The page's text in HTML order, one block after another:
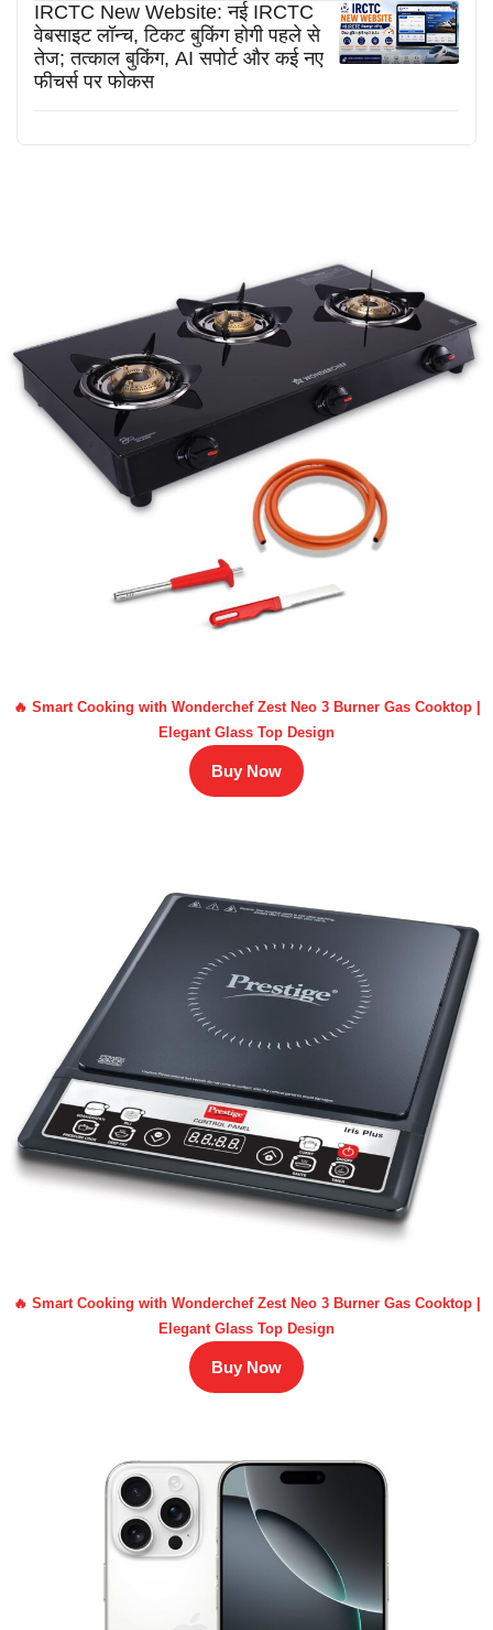
IRCTC New Website: नई IRCTC
वेबसाइट लॉन्च, टिकट बुकिंग होगी पहले से
तेज; तत्काल बुकिंग, AI सपोर्ट और कई नए
फीचर्स पर फोकस
🔥 Smart Cooking with Wonderchef Zest Neo 3 Burner Gas Cooktop |
Elegant Glass Top Design
Buy Now
🔥 Smart Cooking with Wonderchef Zest Neo 3 Burner Gas Cooktop |
Elegant Glass Top Design
Buy Now